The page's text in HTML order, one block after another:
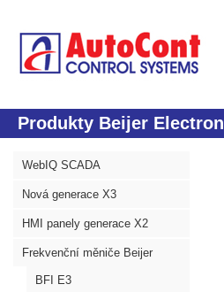
Produkty Beijer
WebIQ SCADA
Nová generace X3
HMI panely generace X2
Frekvenční měniče Beijer
BFI E3